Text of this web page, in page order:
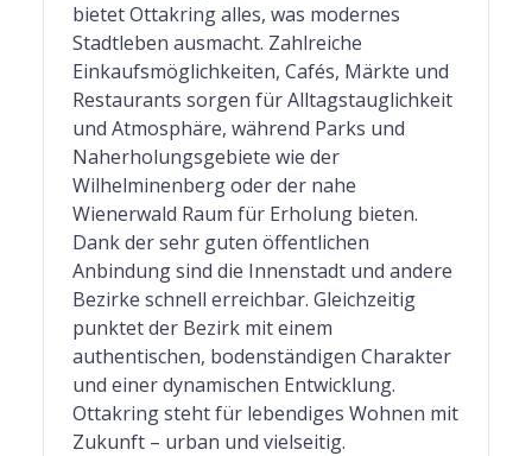
bietet Ottakring alles, was modernes
Stadtleben ausmacht. Zahlreiche
Einkaufsmöglichkeiten, Cafés, Märkte und
Restaurants sorgen für Alltagstauglichkeit
und Atmosphäre, während Parks und
Naherholungsgebiete wie der
Wilhelminenberg oder der nahe
Wienerwald Raum für Erholung bieten.
Dank der sehr guten öffentlichen
Anbindung sind die Innenstadt und andere
Bezirke schnell erreichbar. Gleichzeitig
punktet der Bezirk mit einem
authentischen, bodenständigen Charakter
und einer dynamischen Entwicklung.
Ottakring steht für lebendiges Wohnen mit
Zukunft – urban und vielseitig.